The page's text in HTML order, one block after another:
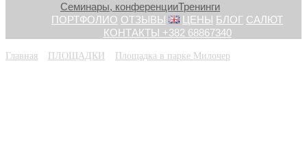
Семинары, конференцииТренинги
ПОРТФОЛИО ОТЗЫВЫ ЦЕНЫ БЛОГ САЛЮТ
КОНТАКТЫ +382 68867340
Главная ПЛОЩАДКИ Площадка в парке Милочер